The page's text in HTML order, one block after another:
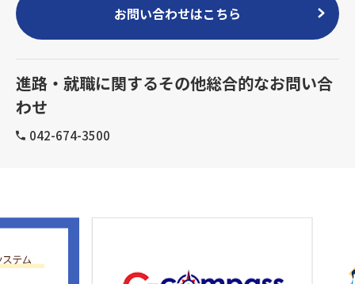
お問い合わせはこちら
進路・就職に関するその他総合的なお問い合
わせ
042-674-3500